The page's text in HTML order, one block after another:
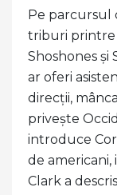
Pe parcursul
triburi printre
Shoshones
ar oferi
direcții,
privește
introduce
de americani,
Clark a